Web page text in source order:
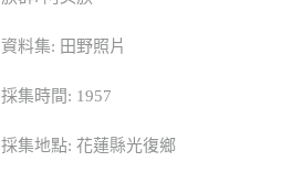
資料集: 田野照片
採集時間: 1957
採集地點: 花蓮縣光復鄉